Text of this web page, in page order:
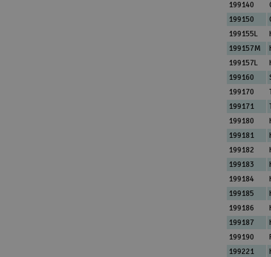
199140
199150
199155L
199157M
199157L
199160
199170
199171
199180
199181
199182
199183
199184
199185
199186
199187
199190
199221